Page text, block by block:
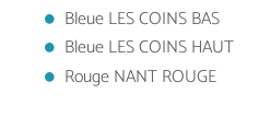
Bleue LES COINS BAS
Bleue LES COINS HAUT
Rouge NANT ROUGE